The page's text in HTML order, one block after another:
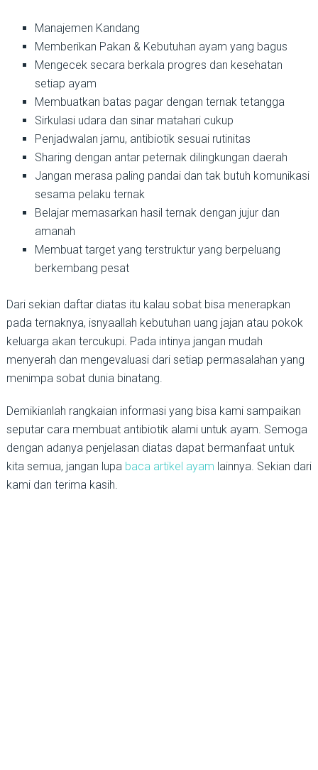
Manajemen Kandang
Memberikan Pakan & Kebutuhan ayam yang bagus
Mengecek secara berkala progres dan kesehatan
setiap ayam
Membuatkan batas pagar dengan ternak tetangga
Sirkulasi udara dan sinar matahari cukup
Penjadwalan jamu, antibiotik sesuai rutinitas
Sharing dengan antar peternak dilingkungan daerah
Jangan merasa paling pandai dan tak butuh komunikasi
sesama pelaku ternak
Belajar memasarkan hasil ternak dengan jujur dan
amanah
Membuat target yang terstruktur yang berpeluang
berkembang pesat
Dari sekian daftar diatas itu kalau sobat bisa menerapkan
pada ternaknya, isnyaallah kebutuhan uang jajan atau pokok
keluarga akan tercukupi. Pada intinya jangan mudah
menyerah dan mengevaluasi dari setiap permasalahan yang
menimpa sobat dunia binatang.
Demikianlah rangkaian informasi yang bisa kami sampaikan
seputar cara membuat antibiotik alami untuk ayam. Semoga
dengan adanya penjelasan diatas dapat bermanfaat untuk
kita semua, jangan lupa baca artikel ayam lainnya. Sekian dari
kami dan terima kasih.